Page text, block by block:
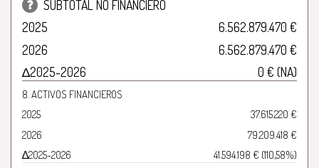
SUBTOTAL NO FINANCIERO
2025
6.562.879.470 €
2026
6.562.879.470 €
∆2025-2026
0 € (NA)
8. ACTIVOS FINANCIEROS
2025
37.615.220 €
2026
79.209.418 €
∆2025-2026
41.594.198 € (110,58%)